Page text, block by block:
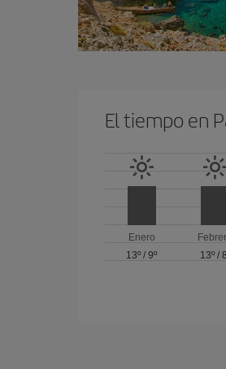
El tiempo en
Enero
13º /9º
13º/